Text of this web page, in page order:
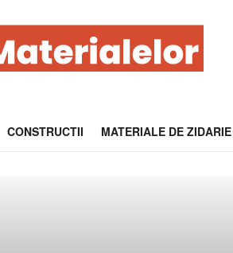
CONSTRUCTII MATERIALE DE ZIDARIE